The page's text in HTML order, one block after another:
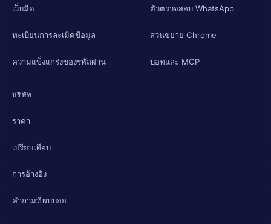
เว็บมืด
ทะเบียนการละเมิดข้อมูล
ความแข็งแกร่งของรหัสผ่าน
ตัวตรวจสอบ WhatsApp
ส่วนขยาย Chrome
บอทและ MCP
บริษัท
ราคา
เปรียบเทียบ
การอ้างอิง
คำถามที่พบบ่อย